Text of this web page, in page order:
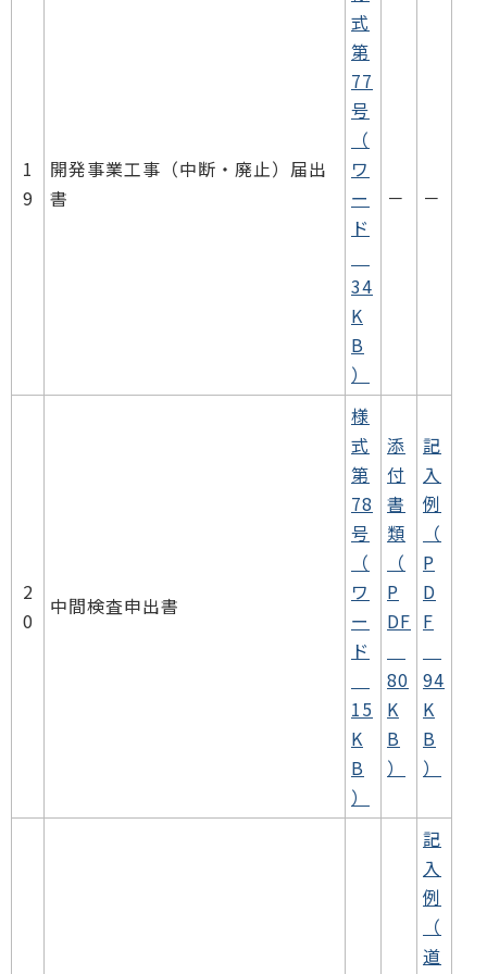
1
9
開発事業工事（中断・廃止）届出
書
式
第
77
号
（
ワ
ー
ド
34
K
B
）
－ －
2
0
中間検査申出書
様
式
第
78
号
（
ワ
ー
ド
15
K
B
）
添
付
書
類
（
P
DF
80
K
B
）
記
入
例
（
P
D
F
94
K
B
）
記
入
例
（
道